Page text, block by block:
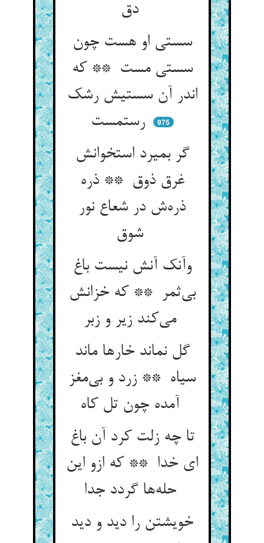
دق
سستی او هست چون
سستی مست ** که
اندر آن سستیش رشک
رستمست
975
گر بمیرد استخوانش
غرق ذوق ** ذره
ذره‌ش در شعاع نور
شوق
وآنک آنش نیست باغ
بی‌ثمر ** که خزانش
می‌کند زیر و زبر
گل نماند خارها ماند
سیاه ** زرد و بی‌مغز
تا چه زلت کرد آن باغ
ای خدا ** که ازو این
حله‌ها گردد جدا
خویشتن را دید و دید